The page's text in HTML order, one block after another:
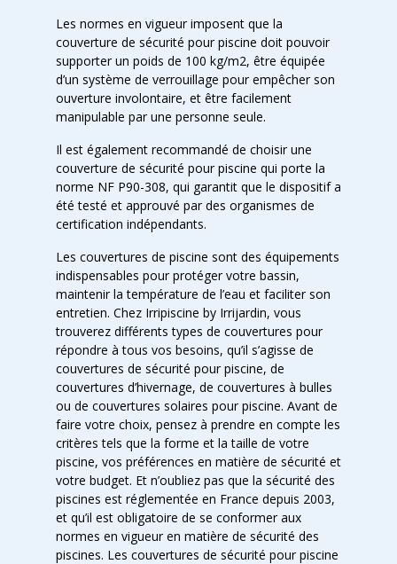
Les normes en vigueur imposent que la
couverture de sécurité pour piscine doit pouvoir
supporter un poids de 100 kg/m2, être équipée
d’un système de verrouillage pour empêcher son
ouverture involontaire, et être facilement
manipulable par une personne seule.
Il est également recommandé de choisir une
couverture de sécurité pour piscine qui porte la
norme NF P90-308, qui garantit que le dispositif a
été testé et approuvé par des organismes de
certification indépendants.
Les couvertures de piscine sont des équipements
indispensables pour protéger votre bassin,
maintenir la température de l’eau et faciliter son
entretien. Chez Irripiscine by Irrijardin, vous
trouverez différents types de couvertures pour
répondre à tous vos besoins, qu’il s’agisse de
couvertures de sécurité pour piscine, de
couvertures d’hivernage, de couvertures à bulles
ou de couvertures solaires pour piscine. Avant de
faire votre choix, pensez à prendre en compte les
critères tels que la forme et la taille de votre
piscine, vos préférences en matière de sécurité et
votre budget. Et n’oubliez pas que la sécurité des
piscines est réglementée en France depuis 2003,
et qu’il est obligatoire de se conformer aux
normes en vigueur en matière de sécurité des
piscines. Les couvertures de sécurité pour piscine